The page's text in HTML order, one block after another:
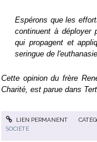
Espérons que les
continuent à déployer
qui propagent et
seringue de l'euthanasie
Cette opinion du frère
Charité, est parue dans
LIEN PERMANENT
SOCIÉTÉ